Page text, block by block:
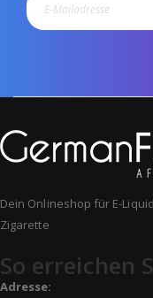
Dein Onlineshop für E-
Zigarette
So erreichen
Adresse: